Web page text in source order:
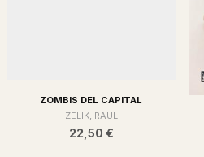
ZOMBIS DEL CAPITAL
ZELIK, RAUL
22,50 €